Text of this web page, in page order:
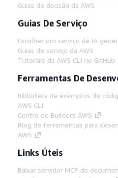
Guias de decisão da AWS
Guias De Serviço
Escolher um serviço de IA
Guias de serviço da AWS
Tutoriais da AWS CLI no GitHub
Ferramentas De
Biblioteca de exemplos de
AWS CLI
Centro de Builders AWS
Blog de ferramentas para
AWS
Links Úteis
Baixar servidor MCP de